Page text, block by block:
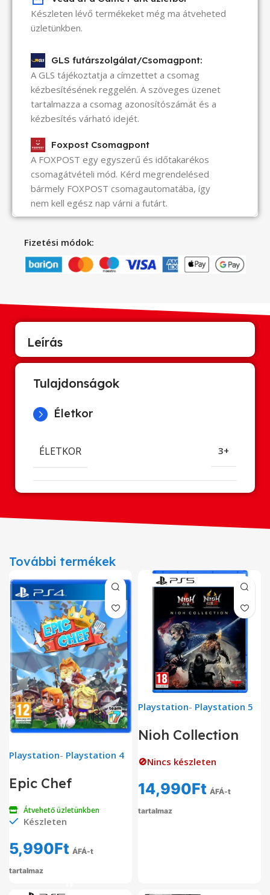
Készleten lévő termékeket még ma átveheted
üzletünkben.
GLS futárszolgálat/Csomagpont:
A GLS tájékoztatja a címzettet a csomag
kézbesítésének reggelén. A szöveges üzenet
tartalmazza a csomag azonosítószámát és a
kézbesítés várható idejét.
Foxpost Csomagpont
A FOXPOST egy egyszerű és időtakarékos
csomagátvételi mód. Kérd megrendelésed
bármely FOXPOST csomagautomatába, így
nem kell egész nap várni a futárt.
Fizetési módok:
Leírás
Tulajdonságok
Életkor
ÉLETKOR 3+
További termékek
Playstation- Playstation 4
Epic Chef
Átvehető üzletünkben
Készleten
5,990Ft ÁFÁ-t
tartalmaz
Playstation- Playstation 5
Nioh Collection
🚫Nincs készleten
14,990Ft ÁFÁ-t
tartalmaz